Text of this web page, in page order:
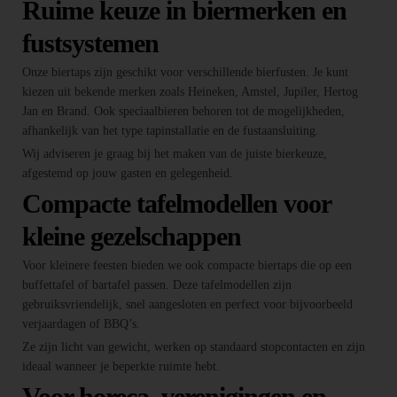
Ruime keuze in biermerken en
fustsystemen
Onze biertaps zijn geschikt voor verschillende bierfusten. Je kunt
kiezen uit bekende merken zoals Heineken, Amstel, Jupiler, Hertog
Jan en Brand. Ook speciaalbieren behoren tot de mogelijkheden,
afhankelijk van het type tapinstallatie en de fustaansluiting.
Wij adviseren je graag bij het maken van de juiste bierkeuze,
afgestemd op jouw gasten en gelegenheid.
Compacte tafelmodellen voor
kleine gezelschappen
Voor kleinere feesten bieden we ook compacte biertaps die op een
buffettafel of bartafel passen. Deze tafelmodellen zijn
gebruiksvriendelijk, snel aangesloten en perfect voor bijvoorbeeld
verjaardagen of BBQ’s.
Ze zijn licht van gewicht, werken op standaard stopcontacten en zijn
ideaal wanneer je beperkte ruimte hebt.